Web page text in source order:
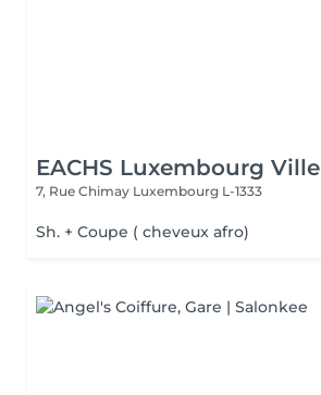
EACHS Luxembourg Ville
7, Rue Chimay Luxembourg L-1333
Sh. + Coupe ( cheveux afro)